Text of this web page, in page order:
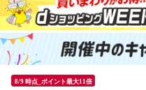
8/9 時点_ポイント最大11倍